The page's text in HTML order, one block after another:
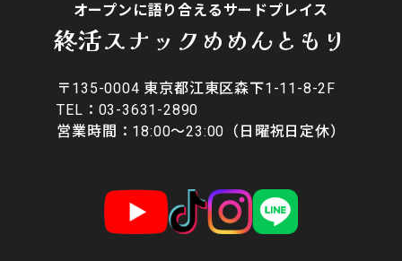
オープンに語り合えるサードプレイス
終活スナックめめんともり
〒135-0004 東京都江東区森下1-11-8-2F
​TEL：03-3631-2890
営業時間：18:00〜23:00（日曜祝日定休）